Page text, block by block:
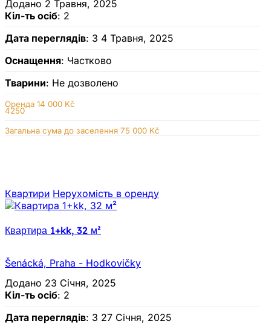
Додано 2 Травня, 2025
Кіл-ть осіб: 2
Дата переглядів: З 4 Травня, 2025
Оснащення: Частково
Тварини: Не дозволено
Оренда 14 000 Kč
Загальна сума до заселення 75 000 Kč
4250
Квартири Нерухомiсть в оренду
Квартира 1+kk, 32 м²
Šenácká, Praha - Hodkovičky
Додано 23 Січня, 2025
Кіл-ть осіб: 2
Дата переглядів: З 27 Січня, 2025